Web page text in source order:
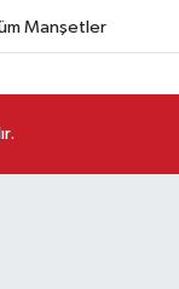
Manşetler